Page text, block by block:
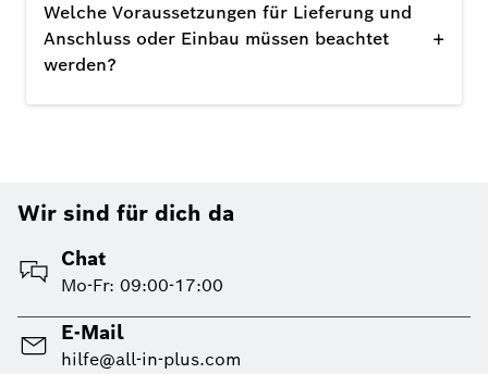
Welche Voraussetzungen für Lieferung und
Anschluss oder Einbau müssen beachtet
werden?
+
Wir sind für dich da
Chat
Mo-Fr: 09:00-17:00
E-Mail
hilfe@all-in-plus.com